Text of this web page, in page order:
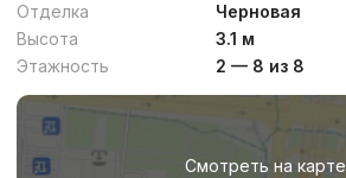
Отделка
Черновая
Высота
3.1 м
Этажность
2 — 8 из 8
Смотреть на карте